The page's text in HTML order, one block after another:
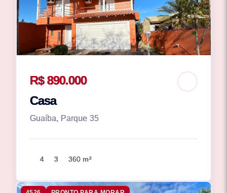
R$ 890.000
Casa
Guaíba, Parque 35
4 3 360 m²